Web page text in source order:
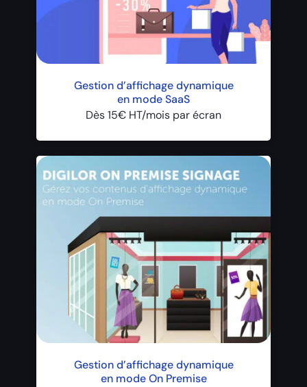
Gestion d’affichage dynamique
en mode SaaS
Dès 15€ HT/mois par écran
Gestion d’affichage dynamique
en mode On Premise